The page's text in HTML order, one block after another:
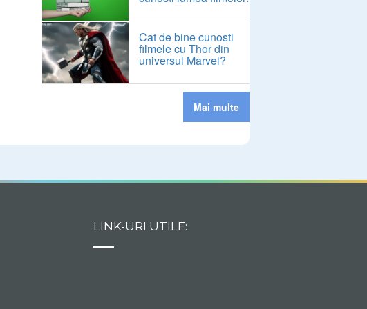
Cat de bine cunosti
filmele cu Thor din
universul Marvel?
Mai multe
LINK-URI UTILE: